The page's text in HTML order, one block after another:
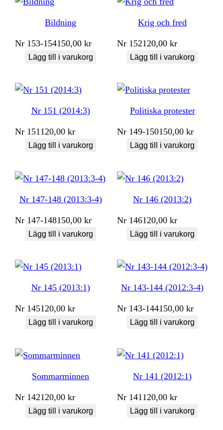
Bildning
Nr 153-154150,00kr
Lägg till i varukorg
Krig och fred
Nr 152120,00kr
Lägg till i varukorg
Nr 151 (2014:3)
Nr 151120,00kr
Lägg till i varukorg
Politiska protester
Nr 149-150150,00kr
Lägg till i varukorg
Nr 147-148 (2013:3-4)
Nr 147-148150,00kr
Lägg till i varukorg
Nr 146 (2013:2)
Nr 146120,00kr
Lägg till i varukorg
Nr 145 (2013:1)
Nr 145120,00kr
Lägg till i varukorg
Nr 143-144 (2012:3-4)
Nr 143-144150,00kr
Lägg till i varukorg
Sommarminnen
Nr 142120,00kr
Lägg till i varukorg
Nr 141 (2012:1)
Nr 141 120,00kr
Lägg till i varukorg